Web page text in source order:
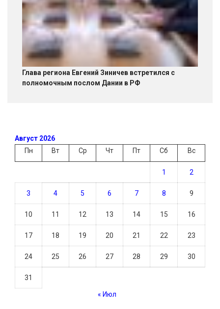
Глава региона Евгений Зиничев встретился с
полномочным послом Дании в РФ
Август 2026
Пн
Вт Ср Чт Пт Сб Вс
1 2
3 4 5 6 7 8 9
10 11 12 13 14 15 16
17 18 19 20 21 22 23
24 25 26 27 28 29 30
31
« Июл